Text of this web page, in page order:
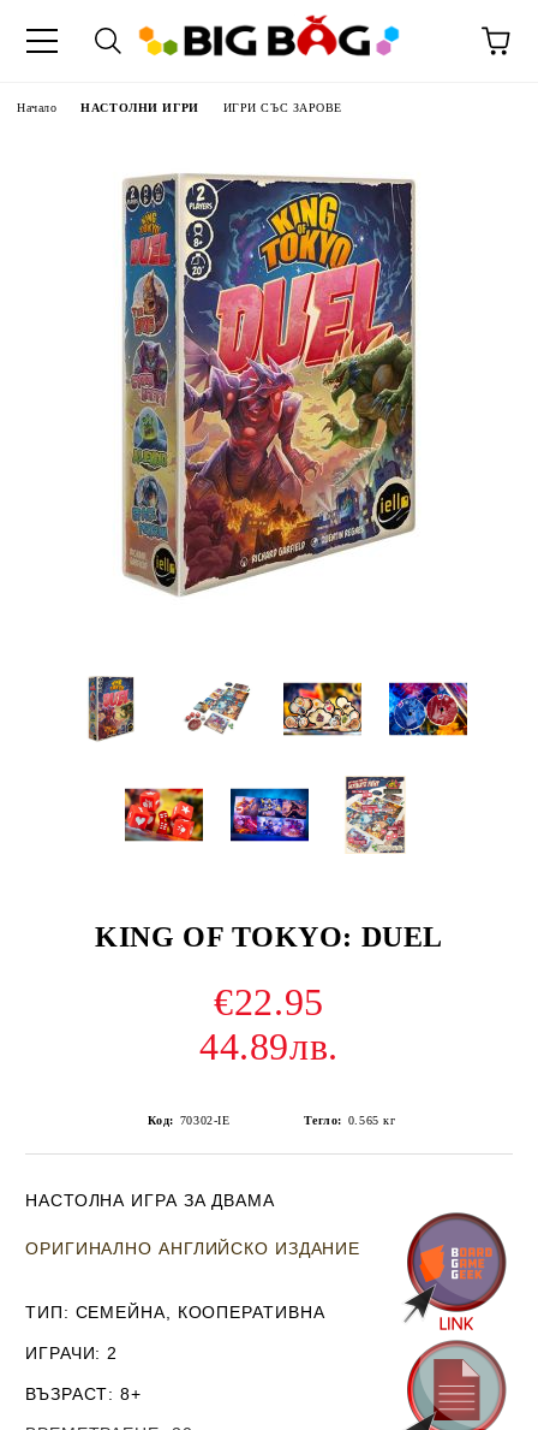
Начало НАСТОЛНИ ИГРИ ИГРИ СЪС ЗАРОВЕ
KING OF TOKYO: DUEL
€22.95
44.89лв.
Код: 70302-IE Тегло: 0.565 кг
НАСТОЛНА ИГРА ЗА ДВАМА
ОРИГИНАЛНО АНГЛИЙСКО ИЗДАНИЕ
ТИП: СЕМЕЙНА, КООПЕРАТИВНА
ИГРАЧИ: 2
ВЪЗРАСТ: 8+